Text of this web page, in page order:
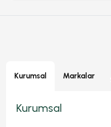
Kurumsal Markalar
Kurumsal